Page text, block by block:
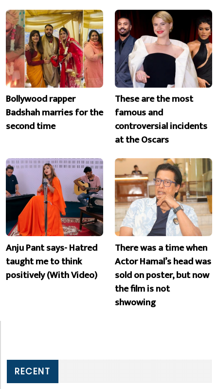
Bollywood rapper
Badshah marries for the
second time
These are the most
famous and
controversial incidents
at the Oscars
Anju Pant says- Hatred
taught me to think
positively (With Video)
There was a time when
Actor Hamal’s head was
sold on poster, but now
the film is not
shwowing
RECENT